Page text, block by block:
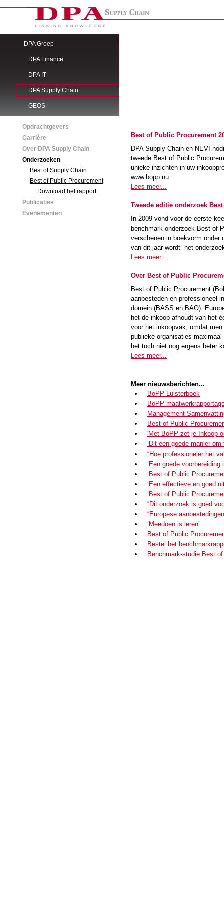
DPA Groep
DPA Finance
DPA IT
DPA Supply Chain
GEOS
Best of Public Procurement
DPA Supply Chain en NEVI
tweede Best of Public
unieke inzichten in uw
www.bopp.nu
Lees meer...
Tweede editie onderzoek
In 2009 vond voor de eerste
benchmark-onderzoek Best of
verschenen in boekvorm onder
van dit jaar wordt het
Lees meer...
Over Best of Public
Best of Public Procurement
aanbesteden en professioneel
domein (BASS en BAO).
het de inkoop afhoudt van het
voor het inkoopvak, omdat
publieke organisaties
het toch niet nog ergens beter
Lees meer...
Meer nieuwsberichten...
BoPP Luisterboek
BoPP-
Management
Best of Public
'Met BoPP zet je Inkoop
‘Dit een goede manier
“Hoe professioneler het
‘Een goede voorbereiding
‘Best of Public
‘Een effectieve en goed
‘Best of Public
“Dit onderzoek is goed
“Europese
‘Meedoen is leren’
Best of Public
Bestel het
Benchmark-studie Best
Opdrachtgevers
Carrière
Over DPA Supply Chain
Onderzoeken
Best of Supply Chain
Best of Public Procurement
Download het rapport
Publicaties
Evenementen